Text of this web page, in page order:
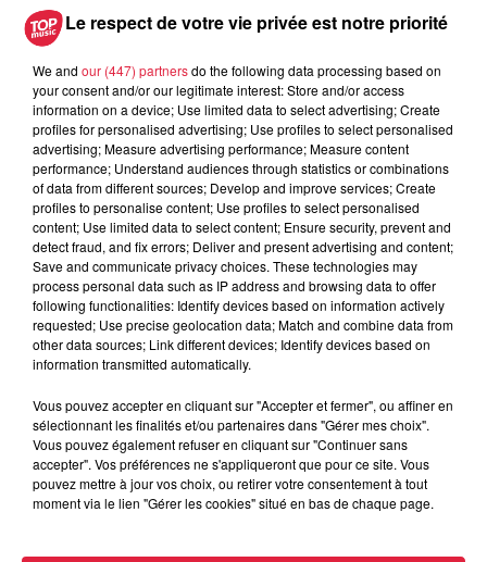
Lieu
CSI
Organisateur https://www.sa-hb.com/
Tarif Payant
Le respect de votre vie privée est notre priorité
We and our (447) partnersdo the following data processing based on
your consent and/or our legitimate interest: Store and/or access
information on a device; Use limited data to select advertising; Create
profiles for personalised advertising; Use profiles to select personalised
advertising; Measure advertising performance; Measure content
performance; Understand audiences through statistics or combinations
of data from different sources; Develop and improve services; Create
profiles to personalise content; Use profiles to select personalised
content; Use limited data to select content; Ensure security, prevent and
detect fraud, and fix errors; Deliver and present advertising and content;
Save and communicate privacy choices. These technologies may
process personal data such as IP address and browsing data to offer
following functionalities: Identify devices based on information actively
requested; Use precise geolocation data; Match and combine data from
other data sources; Link different devices; Identify devices based on
information transmitted automatically.
Vous pouvez accepter en cliquant sur "Accepter et fermer", ou affiner en
sélectionnant les finalités et/ou partenaires dans "Gérer mes choix".
Vous pouvez également refuser en cliquant sur "Continuer sans
accepter". Vos préférences ne s'appliqueront que pour ce site. Vous
pouvez mettre à jour vos choix, ou retirer votre consentement à tout
moment via le lien "Gérer les cookies" situé en bas de chaque page.